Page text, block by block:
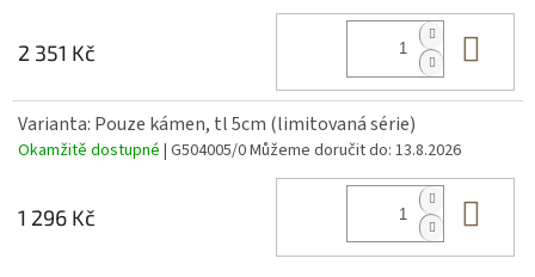
2 351 Kč
Varianta: Pouze kámen, tl 5cm (limitovaná série)
Okamžitě dostupné | G504005/0Můžeme doručit do: 13.8.2026
1 296 Kč